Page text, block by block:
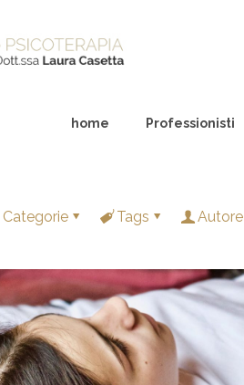
home Professionisti
Categorie Tags Autore